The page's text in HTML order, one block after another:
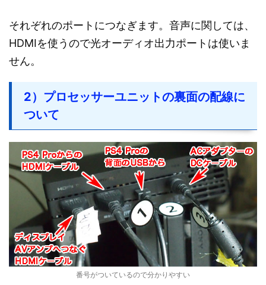
それぞれのポートにつなぎます。音声に関しては、
HDMIを使うので光オーディオ出力ポートは使いま
せん。
2）プロセッサーユニットの裏面の配線に
ついて
番号がついているので分かりやすい